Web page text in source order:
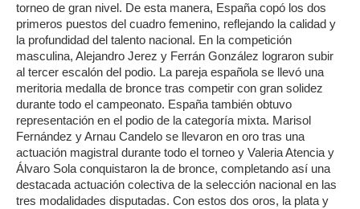
torneo de gran nivel. De esta manera, España copó los dos
primeros puestos del cuadro femenino, reflejando la calidad y
la profundidad del talento nacional. En la competición
masculina, Alejandro Jerez y Ferrán González lograron subir
al tercer escalón del podio. La pareja española se llevó una
meritoria medalla de bronce tras competir con gran solidez
durante todo el campeonato. España también obtuvo
representación en el podio de la categoría mixta. Marisol
Fernández y Arnau Candelo se llevaron en oro tras una
actuación magistral durante todo el torneo y Valeria Atencia y
Álvaro Sola conquistaron la de bronce, completando así una
destacada actuación colectiva de la selección nacional en las
tres modalidades disputadas. Con estos dos oros, la plata y